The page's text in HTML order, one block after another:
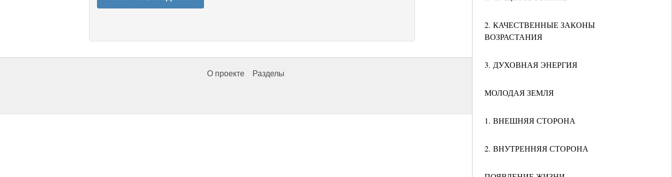
2. КАЧЕСТВЕННЫЕ ЗАКОНЫ
ВОЗРАСТАНИЯ
3. ДУХОВНАЯ ЭНЕРГИЯ
МОЛОДАЯ ЗЕМЛЯ
1. ВНЕШНЯЯ СТОРОНА
2. ВНУТРЕННЯЯ СТОРОНА
О проекте Разделы